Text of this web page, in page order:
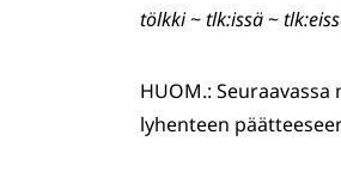
tölkki~tlk:issä~
HUOM.:
lyhenteen